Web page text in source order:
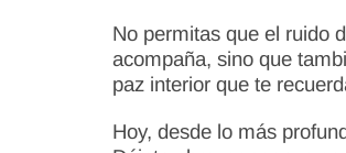
No permitas que el ruido
acompaña, sino que
paz interior que te
Hoy, desde lo más